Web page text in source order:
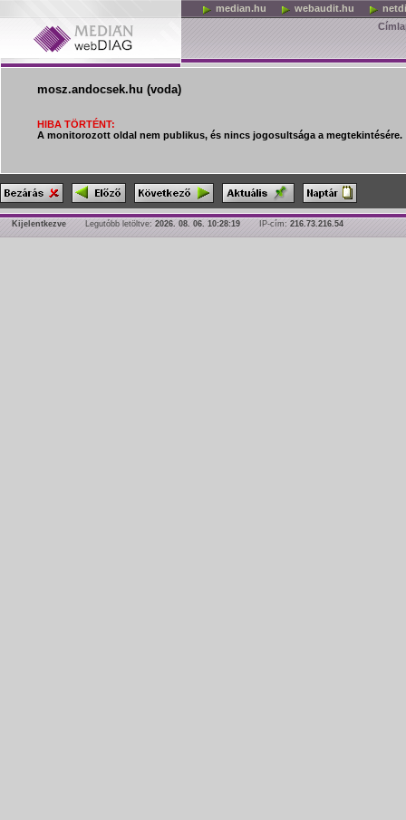
median.hu webaudit.hu
mosz.andocsek.hu (voda)
HIBA TÖRTÉNT:
A monitorozott oldal nem publikus, és nincs jogosultsága a megtekintésére.
Kijelentkezve Legutóbb letöltve: 2026. 08. 06. 10:28:19 IP-cím: 216.73.216.54